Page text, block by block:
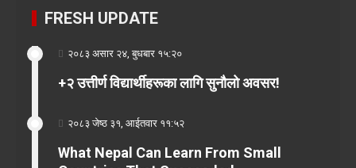
FRESH UPDATE
२०८३ असार २४, बुधबार १५:२०
+२ उत्तीर्ण विद्यार्थीहरूका लागि सुनौलो अवसर!
२०८३ जेष्ठ ३१, आईतवार ११:५२
What Nepal Can Learn From Small